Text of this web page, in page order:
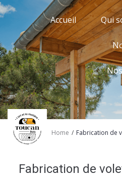
Accueil Qui
Home / Fabrication de
Fabrication de